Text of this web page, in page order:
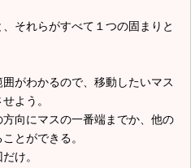
それらがすべて１つの固まりと
がわかるので、移動したいマス
よう。
向にマスの一番端までか、他の
とができる。
け。